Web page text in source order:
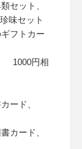
セット、
味セット
フトカー
1000円相
ード、
カード、